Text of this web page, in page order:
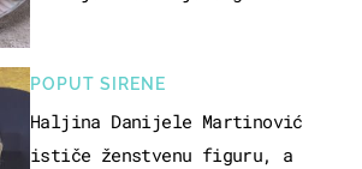
POPUT SIRENE
Haljina Danijele Martinović
ističe ženstvenu figuru, a